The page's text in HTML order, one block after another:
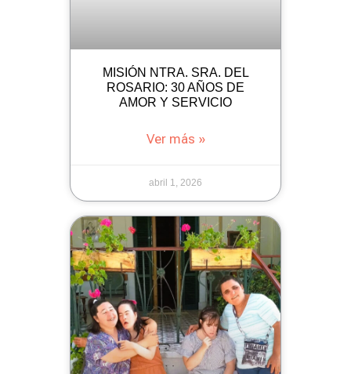
MISIÓN NTRA. SRA. DEL
ROSARIO: 30 AÑOS DE
AMOR Y SERVICIO
Ver más »
abril 1, 2026